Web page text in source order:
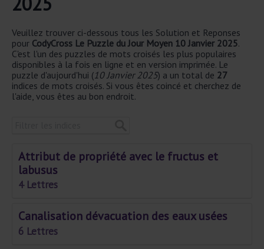
Veuillez trouver ci-dessous tous les Solution et Reponses
pour CodyCross Le Puzzle du Jour Moyen 10 Janvier 2025.
C'est l'un des puzzles de mots croisés les plus populaires
disponibles à la fois en ligne et en version imprimée. Le
puzzle d'aujourd'hui (10 Janvier 2025) a un total de 27
indices de mots croisés. Si vous êtes coincé et cherchez de
l'aide, vous êtes au bon endroit.
Attribut de propriété avec le fructus et
labusus
4 Lettres
Canalisation dévacuation des eaux usées
6 Lettres